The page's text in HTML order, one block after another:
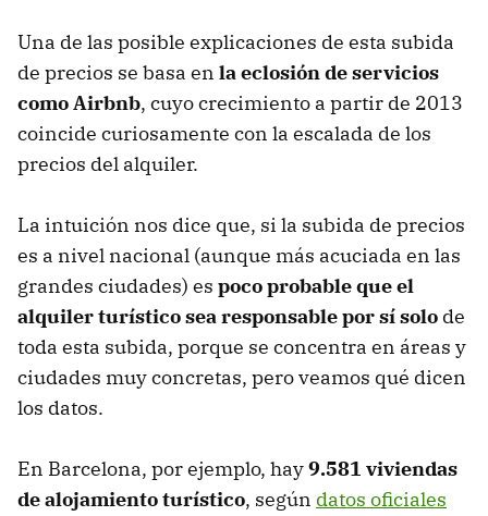
Una de las posible explicaciones de esta subida
de precios se basa en la eclosión de servicios
como Airbnb, cuyo crecimiento a partir de 2013
coincide curiosamente con la escalada de los
precios del alquiler.
La intuición nos dice que, si la subida de precios
es a nivel nacional (aunque más acuciada en las
grandes ciudades) es poco probable que el
alquiler turístico sea responsable por sí solo de
toda esta subida, porque se concentra en áreas y
ciudades muy concretas, pero veamos qué dicen
los datos.
En Barcelona, por ejemplo, hay9.581 viviendas
de alojamiento turístico, según datos oficiales